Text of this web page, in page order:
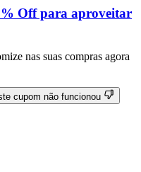
Off para aproveitar
nas suas compras agora
cupom não funcionou